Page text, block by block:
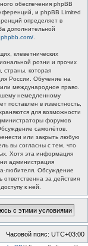
обеспечения phpBB
и phpBB Limited
определяет в
дополнительной
клеветнических
розни и прочих
страны, которая
России. Обучение на
международное право.
немедленному
поставлен в известность,
для возможности
форумов
самолётов.
или закрыть любую
вы согласны с тем, что
Хотя эта информация
администрация
любителя. Обсуждение
за действия
к ней.
Часовой пояс: UTC+03:00